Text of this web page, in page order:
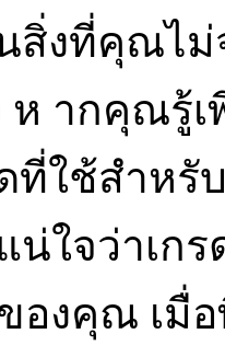
สิ่งที่คุณไม่
ากคุณรู้เ
ดที่ใช้สำห
ใจว่าเก
องคุณ เมื่